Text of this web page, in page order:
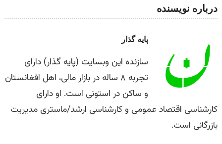
درباره نویسنده
پایه گذار
سازنده این وبسایت (پایه گذار) دارای
تجربه ۸ ساله در بازار مالی، اهل افغانستان
و ساکن در استونی است. او دارای
کارشناسی اقتصاد عمومی و کارشناسی ارشد/ماستری مدیریت
بازرگانی است.